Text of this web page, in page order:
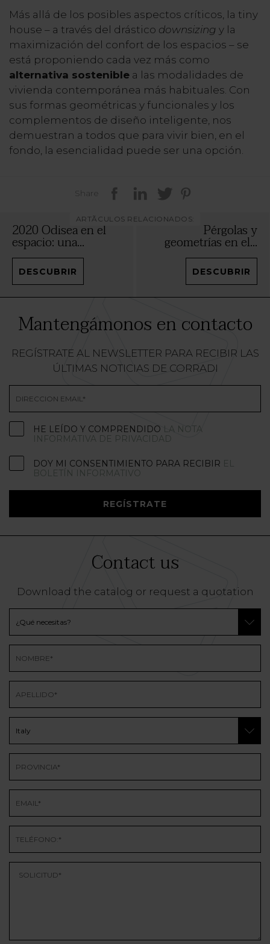
Más allá de los posibles aspectos críticos, la tiny
house – a través del drástico downsizing y la
maximización del confort de los espacios – se
está proponiendo cada vez más como
alternativa sostenible a las modalidades de
vivienda contemporánea más habituales. Con
sus formas geométricas y funcionales y los
complementos de diseño inteligente, nos
demuestran a todos que para vivir bien, en el
fondo, la esencialidad puede ser una opción.
Share
ARTÃCULOS RELACIONADOS:
2020 Odisea en el
espacio: una...
DESCUBRIR
Pérgolas y
geometrías en el...
DESCUBRIR
Mantengámonos en contacto
REGÍSTRATE AL NEWSLETTER PARA RECIBIR LAS
ÚLTIMAS NOTICIAS DE CORRADI
HE LEÍDO Y COMPRENDIDO LA NOTA
INFORMATIVA DE PRIVACIDAD
DOY MI CONSENTIMIENTO PARA RECIBIR EL
BOLETÍN INFORMATIVO
REGÍSTRATE
Contact us
Download the catalog or request a quotation